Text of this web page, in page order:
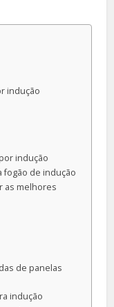
indução
indução
fogão de indução
as melhores
de panelas
indução